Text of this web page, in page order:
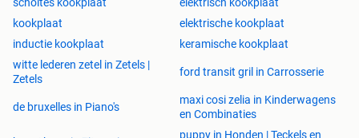
kookplaat
elektrische kookplaat
inductie kookplaat
keramische kookplaat
witte lederen zetel in Zetels |
Zetels
ford transit gril in Carrosserie
de bruxelles in Piano's
maxi cosi zelia in Kinderwagens
en Combinaties
puppy in Honden | Teckels en